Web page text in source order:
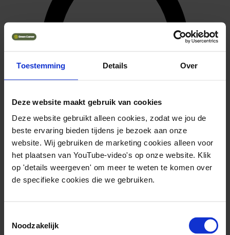
Toestemming Details Over
Deze website maakt gebruik van cookies
Deze website gebruikt alleen cookies, zodat we jou de
beste ervaring bieden tijdens je bezoek aan onze
website. Wij gebruiken de marketing cookies alleen voor
het plaatsen van YouTube-video's op onze website. Klik
op 'details weergeven' om meer te weten te komen over
de specifieke cookies die we gebruiken.
Noodzakelijk
Parttime